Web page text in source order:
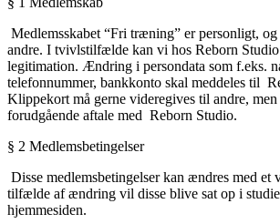
Medlemsskabet “Fri træning” er personligt,
andre. I tvivlstilfælde kan vi hos Reborn Studio
legitimation. Ændring i persondata som f.eks.
telefonnummer, bankkonto skal meddeles til
Klippekort må gerne videregives til andre,
forudgående aftale med Reborn Studio.
§ 2 Medlemsbetingelser
Disse medlemsbetingelser kan ændres med et
tilfælde af ændring vil disse blive sat op i
hjemmesiden.